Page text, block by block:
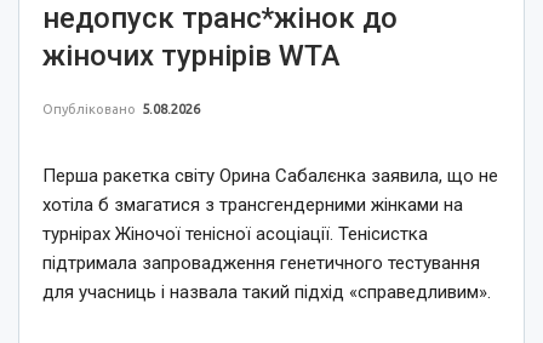
недопуск транс*жінок до
жіночих турнірів WTA
Опубліковано 5.08.2026
Перша ракетка світу Орина Сабалєнка заявила, що не
хотіла б змагатися з трансгендерними жінками на
турнірах Жіночої тенісної асоціації. Тенісистка
підтримала запровадження генетичного тестування
для учасниць і назвала такий підхід «справедливим».